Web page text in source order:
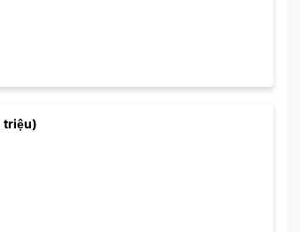
triệu)